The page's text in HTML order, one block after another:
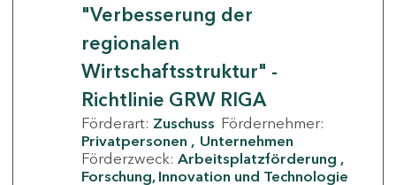
"Verbesserung der
regionalen
Wirtschaftsstruktur" -
Richtlinie GRW RIGA
Förderart: Zuschuss Fördernehmer:
Privatpersonen
Unternehmen
Förderzweck: Arbeitsplatzförderung
Forschung, Innovation und Technologie